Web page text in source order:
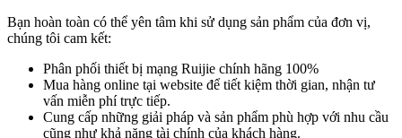
Bạn hoàn toàn có thể yên tâm khi sử dụng sản phẩm của đơn vị,
chúng tôi cam kết:
Phân phối thiết bị mạng Ruijie chính hãng 100%
Mua hàng online tại website để tiết kiệm thời gian, nhận tư
vấn miễn phí trực tiếp.
Cung cấp những giải pháp và sản phẩm phù hợp với nhu cầu
cũng như khả năng tài chính của khách hàng.